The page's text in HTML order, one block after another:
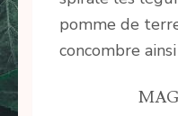
pomme de
concombre